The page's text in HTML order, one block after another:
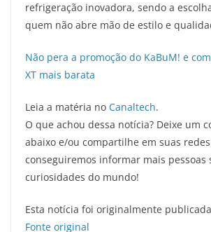
refrigeração inovadora, sendo a
quem não abre mão de estilo e
Não pera a promoção do KaBuM! e
XT mais barata
Leia a matéria no Canaltech.
O que achou dessa notícia? Deixe um
abaixo e/ou compartilhe em suas
conseguiremos informar mais pessoas
curiosidades do mundo!
Esta notícia foi originalmente
Fonte original